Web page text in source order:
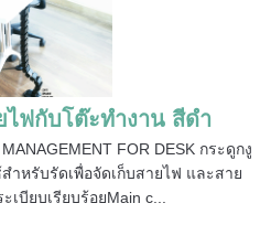
ไฟกับโต๊ะทำงาน สีดำ
FOR DESK กระดูกงู
ำหรับรัดเพื่อจัดเก็บสายไฟ และสาย
เบียบเรียบร้อยMain c...